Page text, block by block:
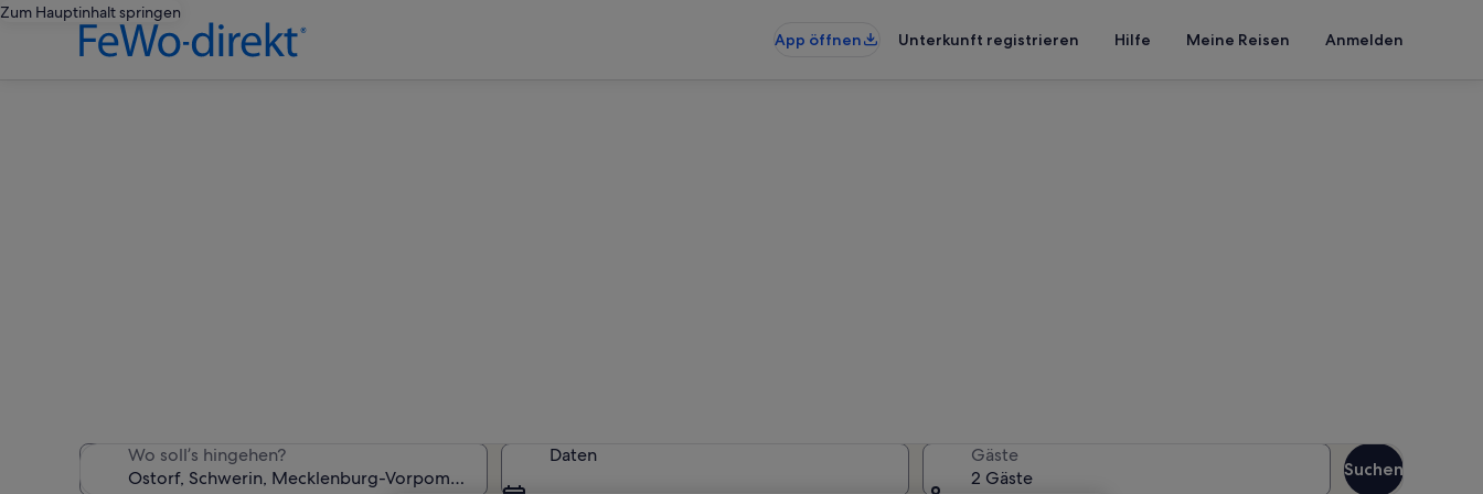
Zum Hauptinhalt springen
App öffnen
Unterkunft registrieren Hilfe Meine Reisen Anmelden
Wo soll’s hingehen? Daten
Gäste
2 Gäste
Suchen